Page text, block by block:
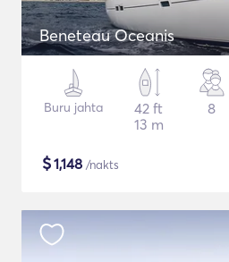
Beneteau Oceanis
Buru jahta
42 ft
13 m
8
$1,148 /nakts